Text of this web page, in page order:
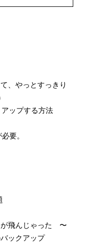
、やっとすっきり
ップする方法
要。
が飛んじゃった 〜
ックアップ